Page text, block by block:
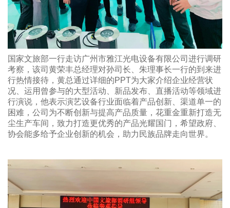
国家文旅部一行走访广州市雅江光电设备有限公司进行调研
考察，该司黄荣丰总经理对孙司长、朱理事长一行的到来进
行热情接待，黄总通过详细的PPT为大家介绍企业经营状
况、运用曾参与的大型活动、新品发布、直播活动等领域进
行演说，他表示演艺设备行业面临着产品创新、渠道单一的
困难，公司为不断创新与提高产品质量，花重金重新打造无
尘生产车间，致力打造更优秀的产品光耀国门，希望政府、
协会能多给予企业创新的机会，助力民族品牌走向世界。